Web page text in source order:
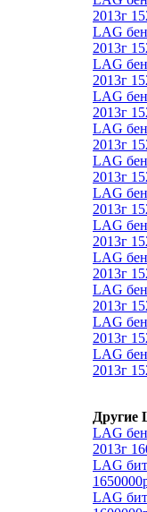
2013г
LAG
2013г
LAG
2013г
LAG
2013г
LAG
2013г
LAG
2013г
LAG
2013г
LAG
2013г
LAG
2013г
LAG
2013г
LAG
2013г
LAG
2013г
Другие
LAG
2013г
LAG
LAG